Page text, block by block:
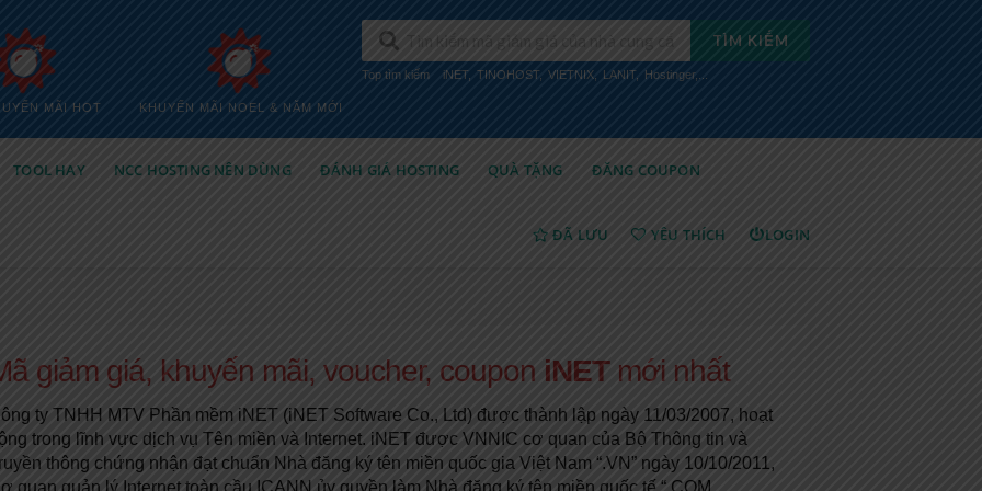
MÃI HOT KHUYẾN MÃI NOEL & NĂM MỚI
TÌM KIẾM
Top tìm kiếm iNET, TINOHOST VIETNIX LANIT Hostinger,...
TOOL HAY NCC HOSTING NÊN DÙNG ĐÁNH GIÁ HOSTING QUÀ TẶNG ĐĂNG COUPON
ĐÃ LƯU YÊU THÍCH LOGIN
giảm giá, khuyến mãi, voucher, coupon iNETmới nhất
ty TNHH MTV Phần mềm iNET (iNET Software Co., Ltd) được thành lập ngày 11/03/2007, hoạt
trong lĩnh vực dịch vụ Tên miền và Internet. iNET được VNNIC cơ quan của Bộ Thông tin và
thông chứng nhận đạt chuẩn Nhà đăng ký tên miền quốc gia Việt Nam “.VN” ngày 10/10/2011,
quan quản lý Internet toàn cầu ICANN ủy quyền làm Nhà đăng ký tên miền quốc tế “.COM,